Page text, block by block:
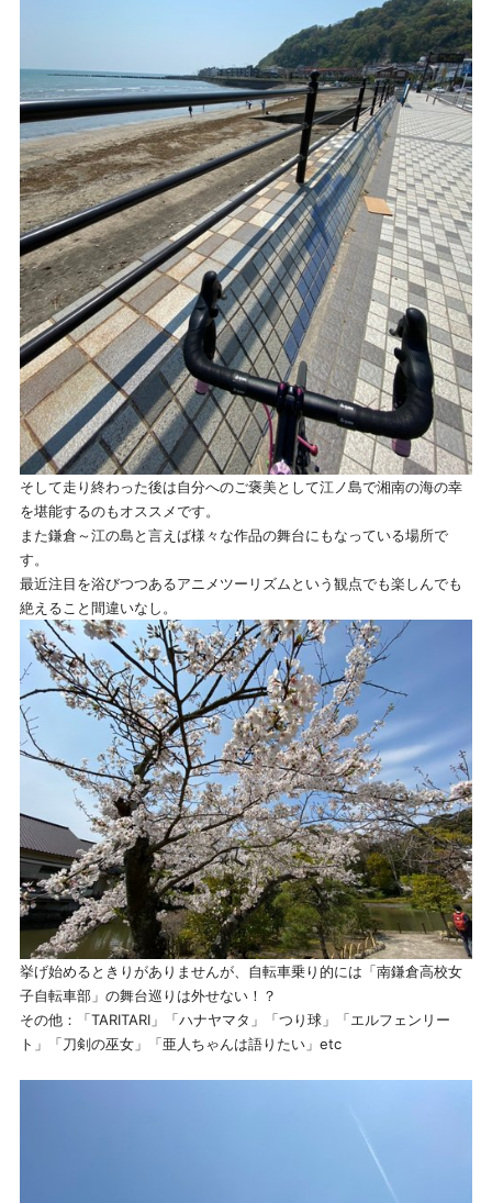
そして走り終わった後は自分へのご褒美として江ノ島で湘南の海の幸
を堪能するのもオススメです。
また鎌倉～江の島と言えば様々な作品の舞台にもなっている場所で
す。
最近注目を浴びつつあるアニメツーリズムという観点でも楽しんでも
絶えること間違いなし。
挙げ始めるときりがありませんが、自転車乗り的には「南鎌倉高校女
子自転車部」の舞台巡りは外せない！？
その他：「TARITARI」「ハナヤマタ」「つり球」「エルフェンリー
ト」「刀剣の巫女」「亜人ちゃんは語りたい」etc